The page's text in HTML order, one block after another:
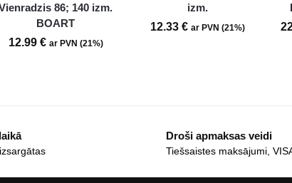
86; 140 izm.
BOART
12.99 € ar PVN (21%)
izm.
12.33€ ar PVN (21%)
Droši apmaksas veidi
Tiešsaistes maksājumi,